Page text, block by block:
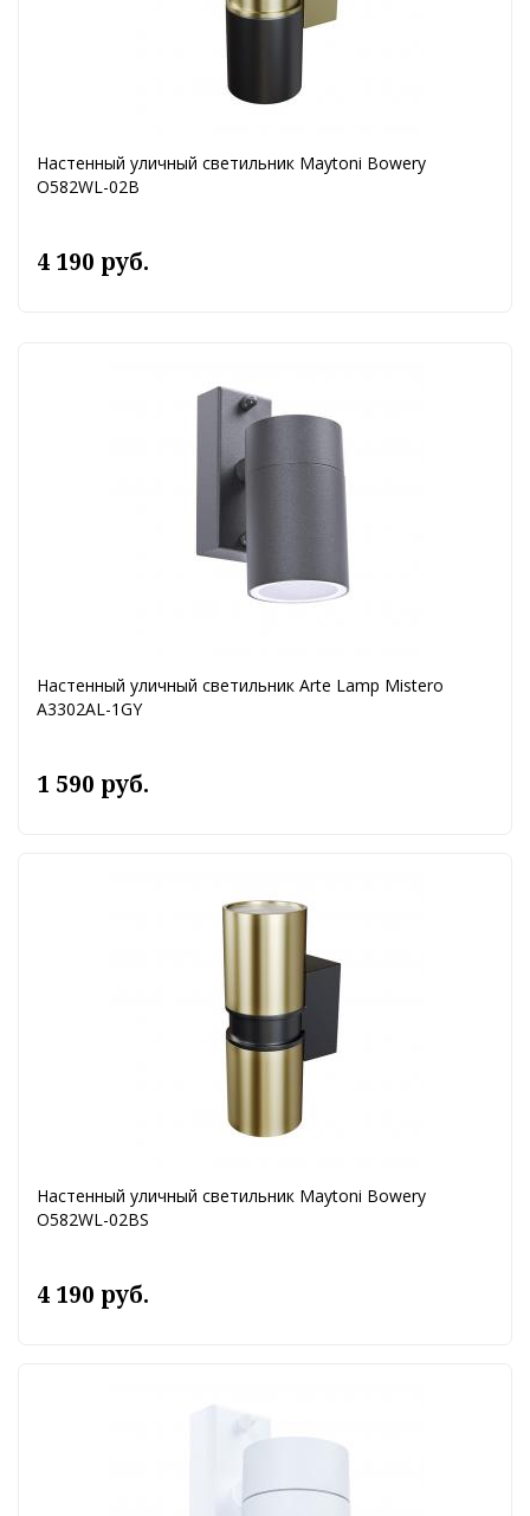
Настенный уличный светильник Maytoni Bowery
O582WL-02B
4 190 руб.
Настенный уличный светильник Arte Lamp Mistero
A3302AL-1GY
1 590 руб.
Настенный уличный светильник Maytoni Bowery
O582WL-02BS
4 190 руб.